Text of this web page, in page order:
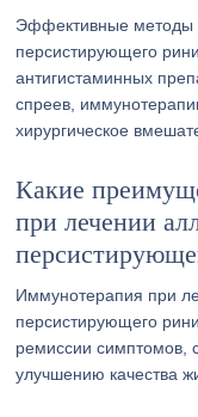
Эффективные методы
персистирующего
антигистаминных
спреев,
хирургическое
Какие
при лечении
Иммунотерапия при
персистирующего
ремиссии симптомов,
улучшению качества